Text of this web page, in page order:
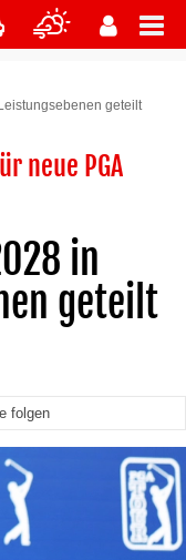
geteilt
neue PGA
in
geteilt
folgen